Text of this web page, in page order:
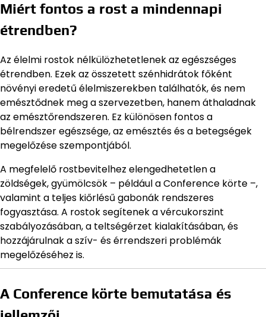
Miért fontos a rost a mindennapi
étrendben?
Az élelmi rostok nélkülözhetetlenek az egészséges
étrendben. Ezek az összetett szénhidrátok főként
növényi eredetű élelmiszerekben találhatók, és nem
emésztődnek meg a szervezetben, hanem áthaladnak
az emésztőrendszeren. Ez különösen fontos a
bélrendszer egészsége, az emésztés és a betegségek
megelőzése szempontjából.
A megfelelő rostbevitelhez elengedhetetlen a
zöldségek, gyümölcsök – például a Conference körte –,
valamint a teljes kiőrlésű gabonák rendszeres
fogyasztása. A rostok segítenek a vércukorszint
szabályozásában, a teltségérzet kialakításában, és
hozzájárulnak a szív- és érrendszeri problémák
megelőzéséhez is.
A Conference körte bemutatása és